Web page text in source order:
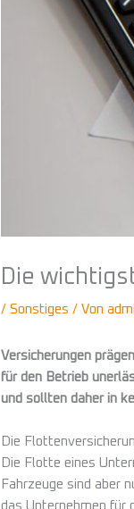
Die
/ Sonstiges / Von
Versicherungen
für den Betrieb
und sollten daher in
Die
Die Flotte eines
Fahrzeuge sind aber
das Unternehmen für